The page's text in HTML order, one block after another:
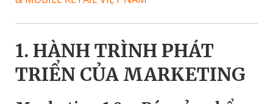
1. HÀNH TRÌNH PHÁT
TRIỂN CỦA MARKETING